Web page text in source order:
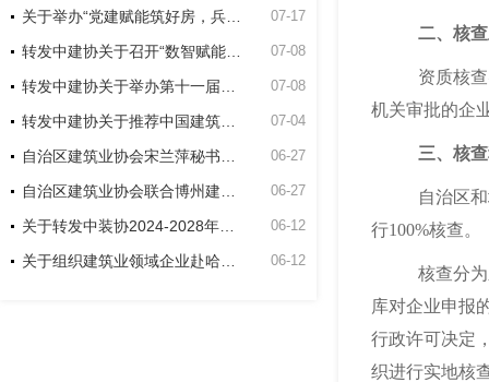
07-17
07-08
07-08
07-04
06-27
06-27
06-12
06-12
二、核
资质核
机关审批的企
三、核
自治区
行100%核查。
核查分
库对企业申报
行政许可决定
织进行实地核